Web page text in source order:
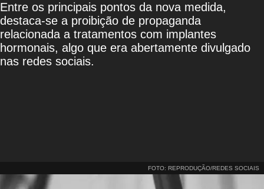
Entre os principais pontos da nova medida,
destaca-se a proibição de propaganda
relacionada a tratamentos com implantes
hormonais, algo que era abertamente divulgado
nas redes sociais.
FOTO: REPRODUÇÃO/REDES SOCIAIS